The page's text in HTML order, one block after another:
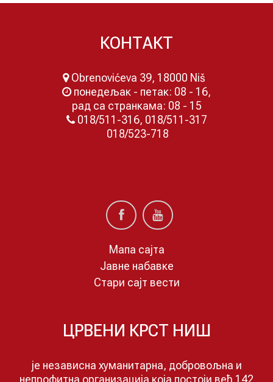
КОНТАКТ
Obrenovićeva 39, 18000 Niš
понедељак - петак: 08 - 16,
рад са странкама: 08 - 15
018/511-316, 018/511-317
018/523-718
Мапа сајта
Јавне набавке
Стари сајт вести
ЦРВЕНИ КРСТ НИШ
је независна хуманитарна, добровољна и
непрофитна организација која постоји већ 142